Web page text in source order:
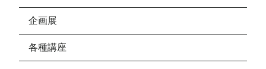
企画展
各種講座